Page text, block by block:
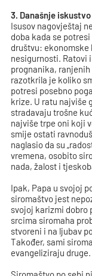
3. Današnje
Isusov nagovještaj
doba kada se
društvu: ekonomske
nesigurnosti. Ratovi
prognanika,
razotkrila je koliko
potresi posebno
krize. U ratu najviše
stradavaju trošne
najviše trpe oni koji
smije ostati
naglasio da su
vremena, osobito
nada, žalost i
Ipak, Papa u svojoj
siromaštvo jest
svojoj karizmi dobro
srcima siromaha
stvoreni i na ljubav
Također, sami
evangeliziraju druge.